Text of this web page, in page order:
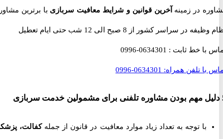
در زمینهآخرین قوانین و شرایط معافیت سربازیبا برترین مشاوران
در سراسر کشور از 8 صبح الی 12 شب حتی ایام تعطیل
با خط ثابت :0634301-0996
تلفن همراه:0634301-0996
با توجه به تعداد زیاد موارد معافیت در قانون از جملهکفالت، پزشکی،